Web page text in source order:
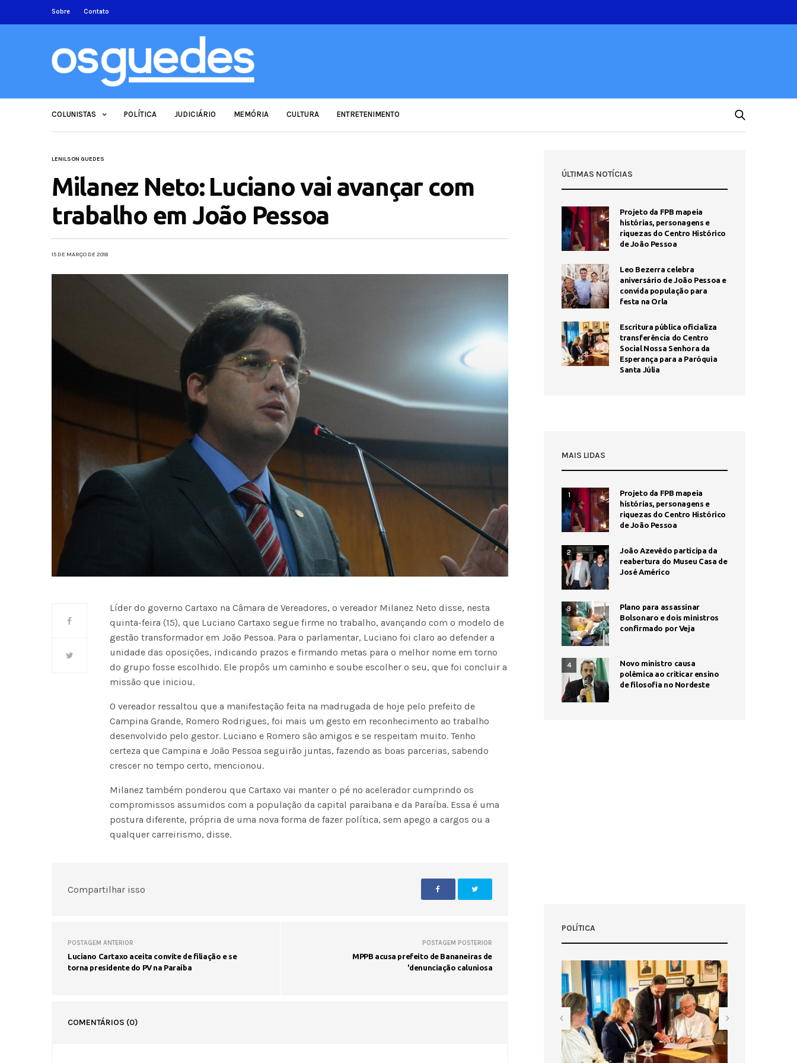
Sobre Contato
COLUNISTAS POLÍTICA JUDICIÁRIO MEMÓRIA CULTURA ENTRETENIMENTO
LENILSON GUEDES
Milanez Neto: Luciano vai avançar com
trabalho em João Pessoa
15 DE MARÇO DE 2018
Líder do governo Cartaxo na Câmara de Vereadores, o vereador Milanez Neto disse, nesta
quinta-feira (15), que Luciano Cartaxo segue firme no trabalho, avançando com o modelo de
gestão transformador em João Pessoa. Para o parlamentar, Luciano foi claro ao defender a
unidade das oposições, indicando prazos e firmando metas para o melhor nome em torno
do grupo fosse escolhido. Ele propôs um caminho e soube escolher o seu, que foi concluir a
missão que iniciou.
O vereador ressaltou que a manifestação feita na madrugada de hoje pelo prefeito de
Campina Grande, Romero Rodrigues, foi mais um gesto em reconhecimento ao trabalho
desenvolvido pelo gestor. Luciano e Romero são amigos e se respeitam muito. Tenho
certeza que Campina e João Pessoa seguirão juntas, fazendo as boas parcerias, sabendo
crescer no tempo certo, mencionou.
Milanez também ponderou que Cartaxo vai manter o pé no acelerador cumprindo os
compromissos assumidos com a população da capital paraibana e da Paraíba. Essa é uma
postura diferente, própria de uma nova forma de fazer política, sem apego a cargos ou a
qualquer carreirismo, disse.
Compartilhar isso
POSTAGEM ANTERIOR
Luciano Cartaxo aceita convite de filiação e se
torna presidente do PV na Paraíba
POSTAGEM POSTERIOR
MPPB acusa prefeito de Bananeiras de
'denunciação caluniosa
COMENTÁRIOS (0)
ÚLTIMAS NOTÍCIAS
Projeto da FPB mapeia
histórias, personagens e
riquezas do Centro Histórico
de João Pessoa
Leo Bezerra celebra
aniversário de João Pessoa e
convida população para
festa na Orla
Escritura pública oficializa
transferência do Centro
Social Nossa Senhora da
Esperança para a Paróquia
Santa Júlia
MAIS LIDAS
1
Projeto da FPB mapeia
histórias, personagens e
riquezas do Centro Histórico
de João Pessoa
2
João Azevêdo participa da
reabertura do Museu Casa de
José Américo
3
Plano para assassinar
Bolsonaro e dois ministros
confirmado por Veja
4
Novo ministro causa
polêmica ao criticar ensino
de filosofia no Nordeste
POLÍTICA